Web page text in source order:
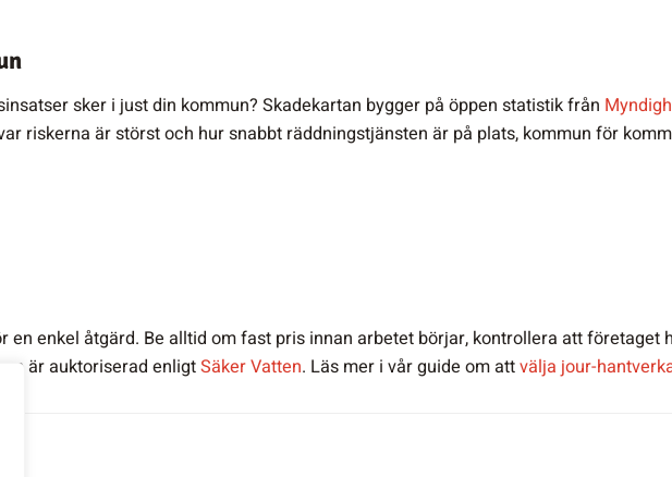
sker i just din kommun? Skadekartan bygger på öppen statistik från
riskerna är störst och hur snabbt räddningstjänsten är på plats, kommun för
enkel åtgärd. Be alltid om fast pris innan arbetet börjar, kontrollera att företaget
är auktoriserad enligtSäker Vatten. Läs mer i vår guide om attvälja jour-